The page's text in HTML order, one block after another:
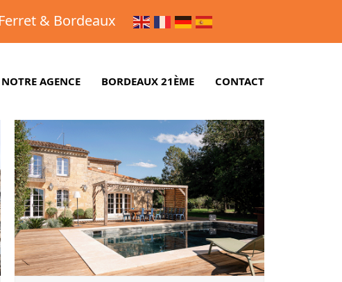
& Bordeaux
NOTRE AGENCE BORDEAUX 21ÈME CONTACT